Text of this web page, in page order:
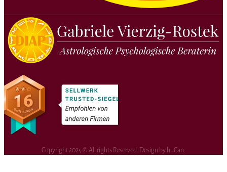
Copyright 2025 © All rights Reserved. Design by huCan.